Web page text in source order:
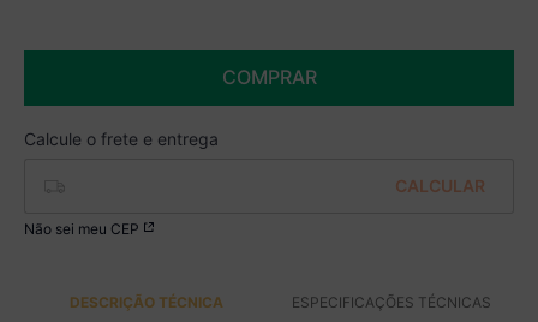
COMPRAR
Não sei meu CEP
DESCRIÇÃO TÉCNICA ESPECIFICAÇÕES TÉCNICAS